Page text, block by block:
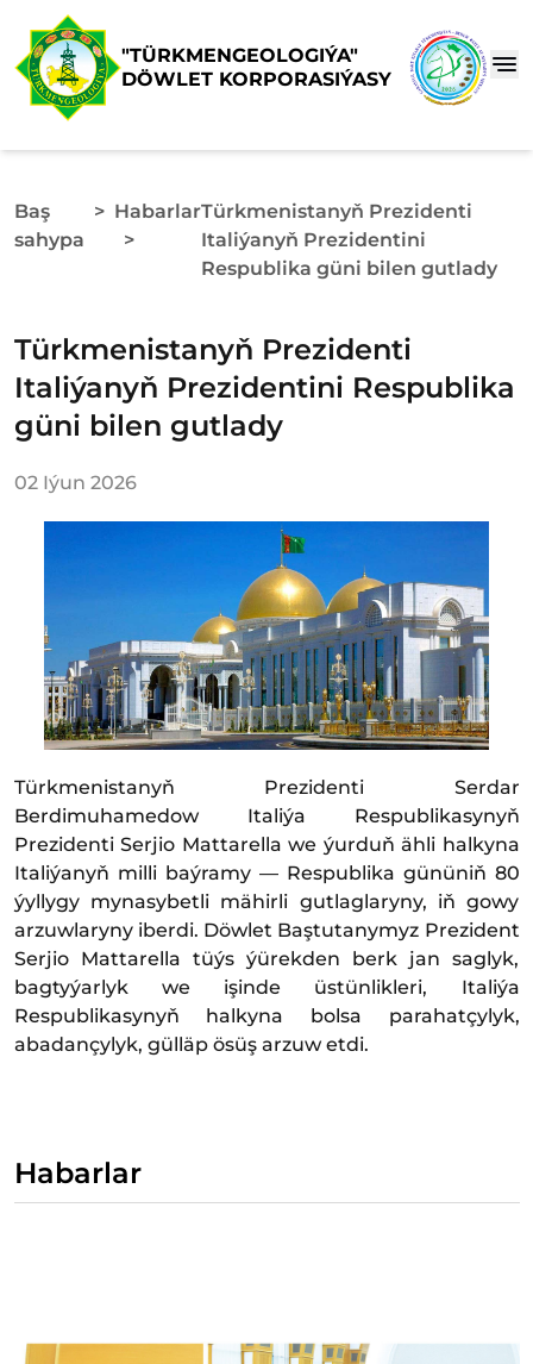
"TÜRKMENGEOLOGIÝA"
DÖWLET KORPORASIÝASY
Baş
sahypa
> Habarlar
>
Türkmenistanyň Prezidenti
Italiýanyň Prezidentini
Respublika güni bilen gutlady
Türkmenistanyň Prezidenti
Italiýanyň Prezidentini Respublika
güni bilen gutlady
02 Iýun 2026
Türkmenistanyň Prezidenti Serdar
Berdimuhamedow Italiýa Respublikasynyň
Prezidenti Serjio Mattarella we ýurduň ähli halkyna
Italiýanyň milli baýramy — Respublika gününiň 80
ýyllygy mynasybetli mähirli gutlaglaryny, iň gowy
arzuwlaryny iberdi. Döwlet Baştutanymyz Prezident
Serjio Mattarella tüýs ýürekden berk jan saglyk,
bagtyýarlyk we işinde üstünlikleri, Italiýa
Respublikasynyň halkyna bolsa parahatçylyk,
abadançylyk, gülläp ösüş arzuw etdi.
Habarlar